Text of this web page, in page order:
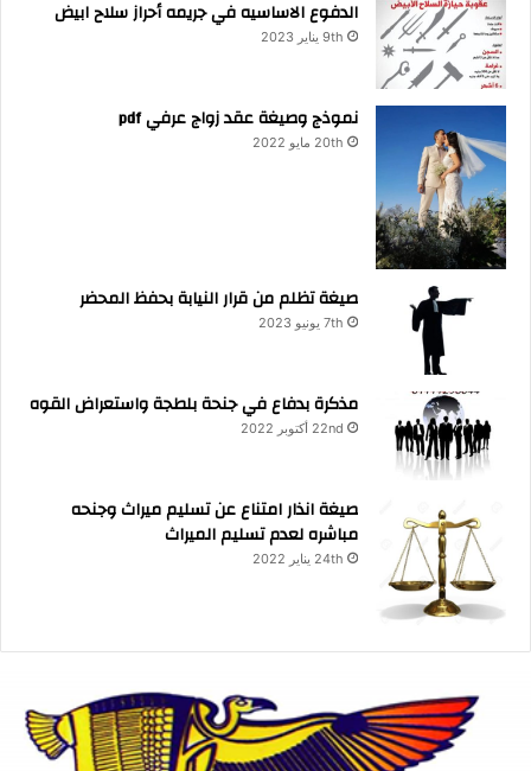
الدفوع الاساسيه في جريمه أحراز سلاح ابيض
9th يناير 2023
نموذج وصيغة عقد زواج عرفي pdf
20th مايو 2022
صيغة تظلم من قرار النيابة بحفظ المحضر
7th يونيو 2023
مذكرة بدفاع في جنحة بلطجة واستعراض القوه
22nd أكتوبر 2022
صيغة انذار امتناع عن تسليم ميراث وجنحه
مباشره لعدم تسليم الميراث
24th يناير 2022